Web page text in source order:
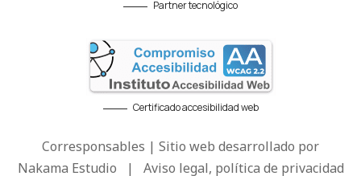
Partner tecnológico
Certificado accesibilidad web
Corresponsables | Sitio web desarrollado por
Nakama Estudio | Aviso legal, política de privacidad